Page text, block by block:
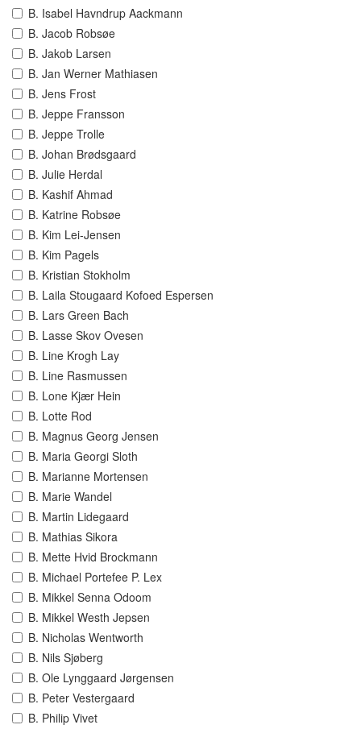
B. Isabel Havndrup Aackmann
B. Jacob Robsøe
B. Jakob Larsen
B. Jan Werner Mathiasen
B. Jens Frost
B. Jeppe Fransson
B. Jeppe Trolle
B. Johan Brødsgaard
B. Julie Herdal
B. Kashif Ahmad
B. Katrine Robsøe
B. Kim Lei-Jensen
B. Kim Pagels
B. Kristian Stokholm
B. Laila Stougaard Kofoed Espersen
B. Lars Green Bach
B. Lasse Skov Ovesen
B. Line Krogh Lay
B. Line Rasmussen
B. Lone Kjær Hein
B. Lotte Rod
B. Magnus Georg Jensen
B. Maria Georgi Sloth
B. Marianne Mortensen
B. Marie Wandel
B. Martin Lidegaard
B. Mathias Sikora
B. Mette Hvid Brockmann
B. Michael Portefee P. Lex
B. Mikkel Senna Odoom
B. Mikkel Westh Jepsen
B. Nicholas Wentworth
B. Nils Sjøberg
B. Ole Lynggaard Jørgensen
B. Peter Vestergaard
B. Philip Vivet